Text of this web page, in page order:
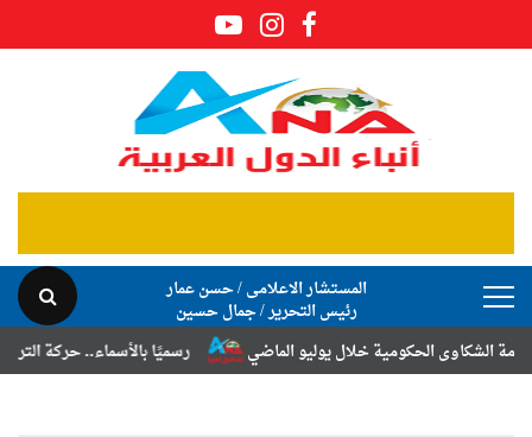
المستشار الاعلامى / حسن عمار
رئيس التحرير / جمال حسين
رسميًا بالأسماء.. حركة الترقيات
الحكومية خلال يوليو الماضي